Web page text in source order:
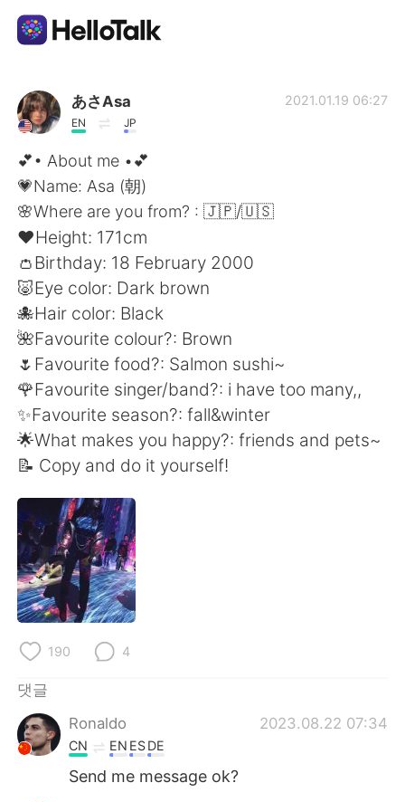
언어 교환 앱
AI Grammar Checker
한국어
English 简体中文
繁體中文
العربية Français
Deutsch 日本語
Русский
Indonesia
Türkçe
Português
あさAsa
EN JP
2021.01.19 06:27
💕• About me •💕
💗Name: Asa (朝)
🌸Where are you from? : 🇯🇵/🇺🇸
❤️Height: 171cm
👛Birthday: 18 February 2000
🐷Eye color: Dark brown
🐙Hair color: Black
🌺Favourite colour?: Brown
🌷Favourite food?: Salmon sushi~
🌹Favourite singer/band?: i have too many,,
✨Favourite season?: fall&winter
🌟What makes you happy?: friends and pets~
📝 Copy and do it yourself!
190 4
댓글
Ronaldo
2023.08.22 07:34
CN EN ESDE
Send me message ok?